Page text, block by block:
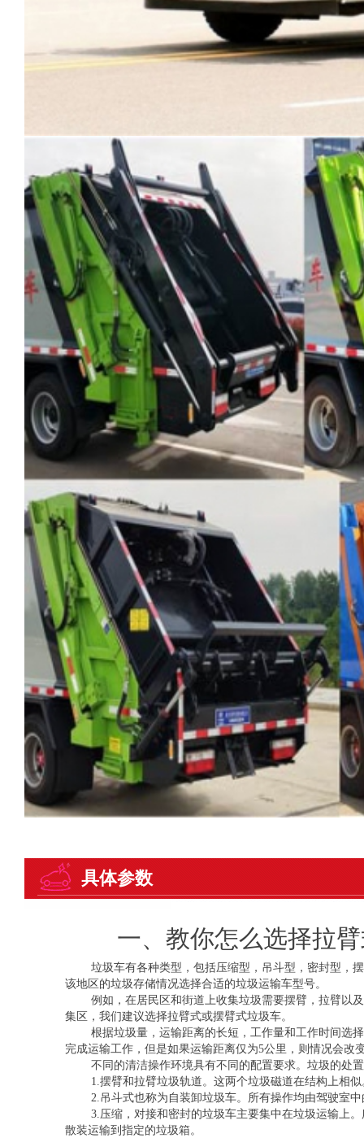
具体参数
一、教你怎么选择拉
垃圾车有各种类型，包括压缩型，吊斗型，密封型，
该地区的垃圾存储情况选择合适的垃圾运输车型号。
例如，在居民区和街道上收集垃圾需要摆臂，拉臂以
集区，我们建议选择拉臂式或摆臂式垃圾车。
根据垃圾量，运输距离的长短，工作量和工作时间选
完成运输工作，但是如果运输距离仅为5公里，则情况会改
不同的清洁操作环境具有不同的配置要求。垃圾的处
1.摆臂和拉臂垃圾轨道。这两个垃圾磁道在结构上相
2.吊斗式也称为自装卸垃圾车。所有操作均由驾驶室
3.压缩，对接和密封的垃圾车主要集中在垃圾运输上
散装运输到指定的垃圾箱。